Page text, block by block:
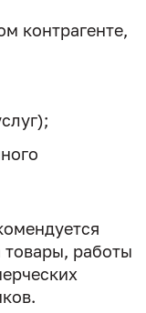
контрагенте,
товары, работы